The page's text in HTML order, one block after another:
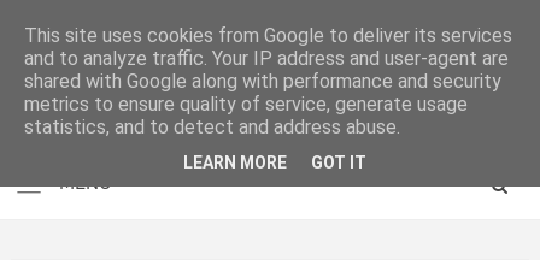
This site uses cookies from Google to deliver its services
and to analyze traffic. Your IP address and user-agent are
shared with Google along with performance and security
metrics to ensure quality of service, generate usage
statistics, and to detect and address abuse.
LEARN MORE GOT IT